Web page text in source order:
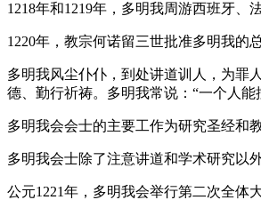
1218年和1219年，多明我周游西班牙、
1220年，教宗何诺留三世批准多明我的
多明我风尘仆仆，到处讲道训人，为罪
德、勤行祈祷。多明我常说：“一个人
多明我会会士的主要工作为研究圣经和
多明我会士除了注意讲道和学术研究
公元1221年，多明我会举行第二次全体